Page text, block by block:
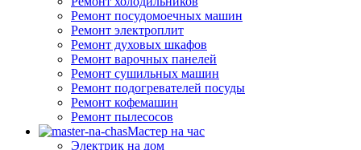
Ремонт посудомоечных машин
Ремонт электроплит
Ремонт духовых шкафов
Ремонт варочных панелей
Ремонт сушильных машин
Ремонт подогревателей посуды
Ремонт кофемашин
Ремонт пылесосов
Мастер на час
Электрик на дом